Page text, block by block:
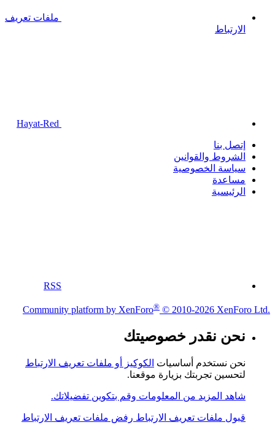
ملفات تعريف
الارتباط
إتصل بنا
الشروط والقوانين
سياسة الخصوصية
مساعدة
الرئيسية
RSS
Community platform by XenForo® © 2010-2026 XenForo Ltd.
نحن نقدر خصوصيتك
نحن نستخدم أساسيات الكوكيز أو ملفات تعريف الارتباط
لتحسين تجربتك بزيارة موقعنا.
شاهد المزيد من المعلومات وقم بتكوين تفضيلاتك.
قبول ملفات تعريف الارتباط رفض ملفات تعريف الارتباط